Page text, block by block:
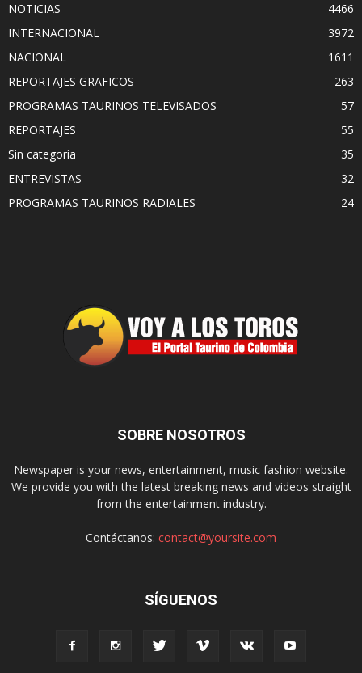
NOTICIAS
4466
INTERNACIONAL
3972
NACIONAL
1611
REPORTAJES GRAFICOS
263
PROGRAMAS TAURINOS TELEVISADOS
57
REPORTAJES
55
Sin categoría
35
ENTREVISTAS
32
PROGRAMAS TAURINOS RADIALES
24
SOBRE NOSOTROS
Newspaper is your news, entertainment, music fashion website.
We provide you with the latest breaking news and videos straight
from the entertainment industry.
Contáctanos: contact@yoursite.com
SÍGUENOS